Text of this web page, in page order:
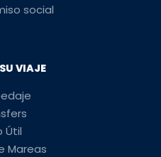
social
VIAJE
Útil
Mareas